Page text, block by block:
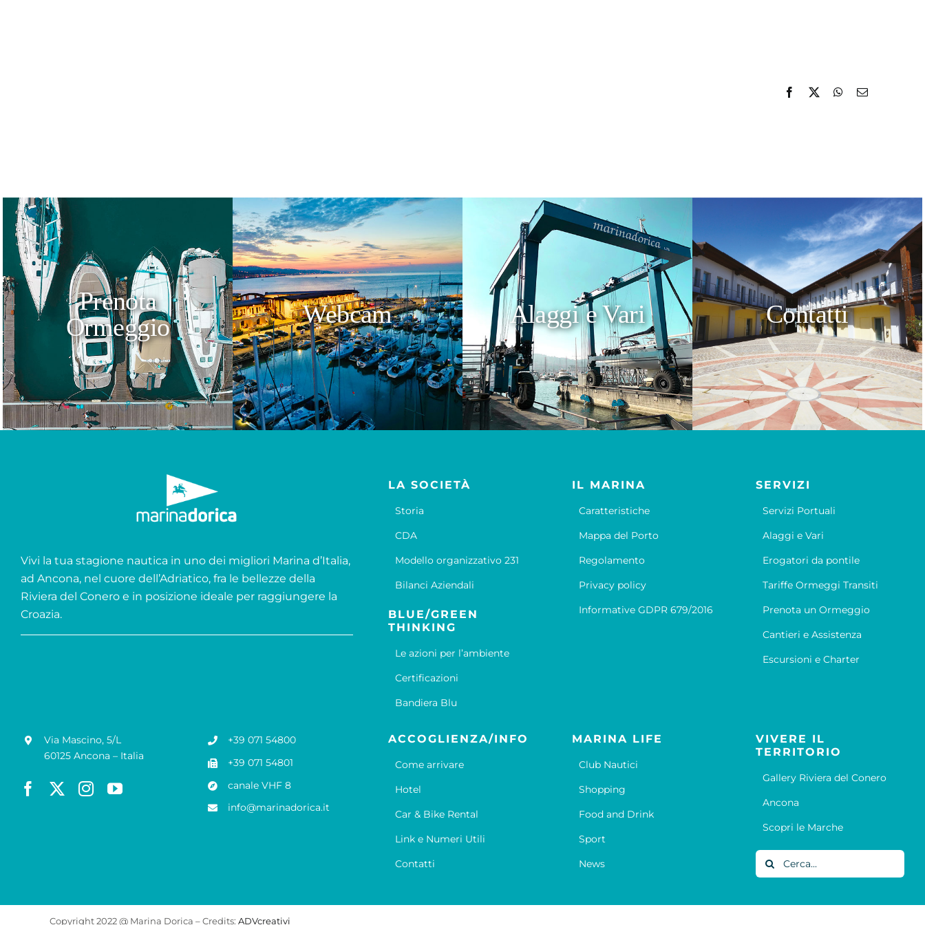
Prenota
Ormeggio
Webcam Alaggi e Vari Contatti
Vivi la tua stagione nautica in uno dei migliori Marina d’Italia,
ad Ancona, nel cuore dell’Adriatico, fra le bellezze della
Riviera del Conero e in posizione ideale per raggiungere la
Croazia.
LA SOCIETÀ
Storia
CDA
Modello organizzativo 231
Bilanci Aziendali
BLUE/GREEN
THINKING
Le azioni per l’ambiente
Certificazioni
Bandiera Blu
IL MARINA
Caratteristiche
Mappa del Porto
Regolamento
Privacy policy
Informative GDPR 679/2016
SERVIZI
Servizi Portuali
Alaggi e Vari
Erogatori da pontile
Tariffe Ormeggi Transiti
Prenota un Ormeggio
Cantieri e Assistenza
Escursioni e Charter
Via Mascino, 5/L
60125 Ancona – Italia
+39 071 54800
+39 071 54801
canale VHF 8
info@marinadorica.it
ACCOGLIENZA/INFO
Come arrivare
Hotel
Car & Bike Rental
Link e Numeri Utili
Contatti
MARINA LIFE
Club Nautici
Shopping
Food and Drink
Sport
News
VIVERE IL
TERRITORIO
Gallery Riviera del Conero
Ancona
Scopri le Marche
Cerca
per:
Copyright 2022 @ Marina Dorica – Credits: ADVcreativi